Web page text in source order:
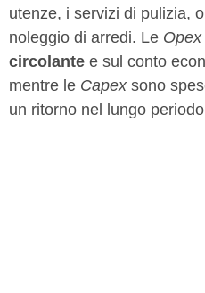
utenze, i servizi di pulizia,
noleggio di arredi. Le Opex
circolante e sul conto
mentre le Capexsono
un ritorno nel lungo